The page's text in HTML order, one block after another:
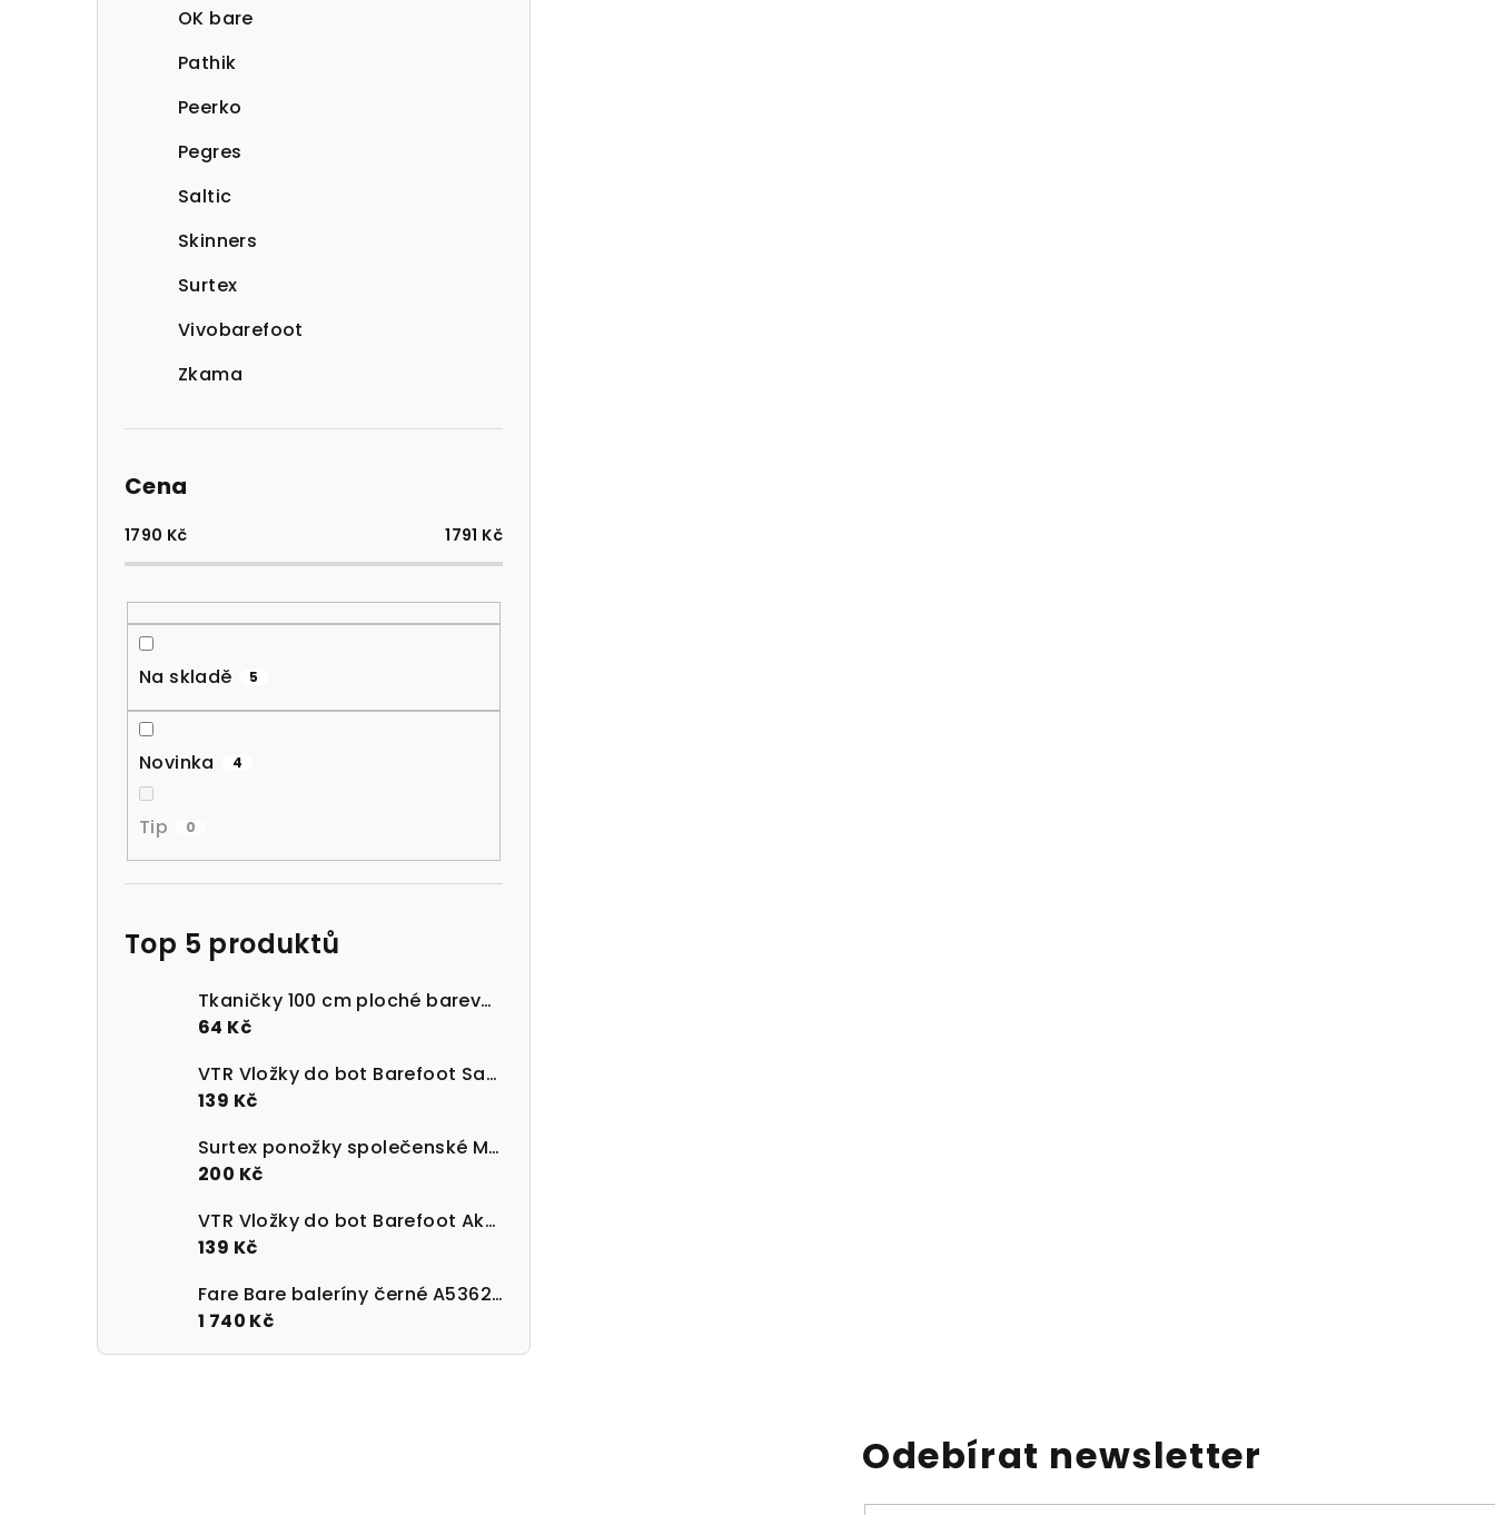
OK bare
Pathik
Peerko
Pegres
Saltic
Skinners
Surtex
Vivobarefoot
Zkama
Cena
1790 Kč 1791 Kč
Na skladě 5
Novinka 4
Tip 0
Top 5 produktů
Tkaničky 100 cm ploché barevné 100% bavlna
64 Kč
VTR Vložky do bot Barefoot Sanitized s paměťovou pěnou
139 Kč
Surtex ponožky společenské Merino 90 - 95% černé
200 Kč
VTR Vložky do bot Barefoot Aktivní uhlí UNI velikost 36-47
139 Kč
Fare Bare baleríny černé A5362113
1 740 Kč
Odebírat newsletter